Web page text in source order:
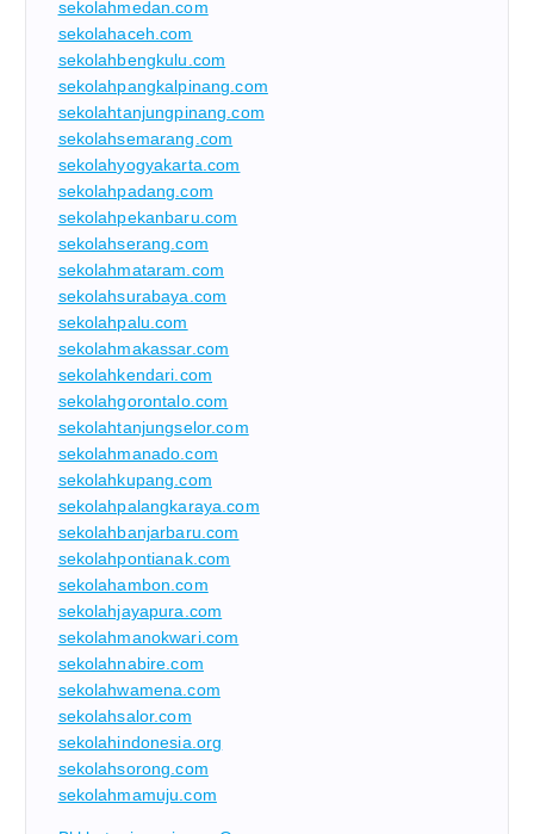
sekolahmedan.com
sekolahaceh.com
sekolahbengkulu.com
sekolahpangkalpinang.com
sekolahtanjungpinang.com
sekolahsemarang.com
sekolahyogyakarta.com
sekolahpadang.com
sekolahpekanbaru.com
sekolahserang.com
sekolahmataram.com
sekolahsurabaya.com
sekolahpalu.com
sekolahmakassar.com
sekolahkendari.com
sekolahgorontalo.com
sekolahtanjungselor.com
sekolahmanado.com
sekolahkupang.com
sekolahpalangkaraya.com
sekolahbanjarbaru.com
sekolahpontianak.com
sekolahambon.com
sekolahjayapura.com
sekolahmanokwari.com
sekolahnabire.com
sekolahwamena.com
sekolahsalor.com
sekolahindonesia.org
sekolahsorong.com
sekolahmamuju.com